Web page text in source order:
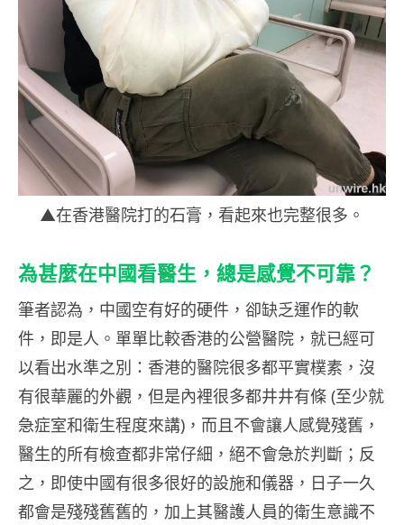
▲在香港醫院打的石膏，看起來也完整很多。
為甚麼在中國看醫生，總是感覺不可靠？
筆者認為，中國空有好的硬件，卻缺乏運作的軟
件，即是人。單單比較香港的公營醫院，就已經可
以看出水準之別：香港的醫院很多都平實樸素，沒
有很華麗的外觀，但是內裡很多都井井有條 (至少就
急症室和衛生程度來講)，而且不會讓人感覺殘舊，
醫生的所有檢查都非常仔細，絕不會急於判斷；反
之，即使中國有很多很好的設施和儀器，日子一久
都會是殘殘舊舊的，加上其醫護人員的衛生意識不